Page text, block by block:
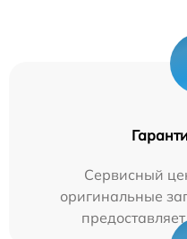
Сервисный
оригинальные